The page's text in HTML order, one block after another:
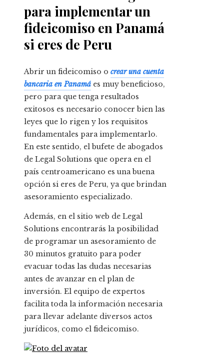
para implementar un
fideicomiso en Panamá
si eres de Peru
Abrir un fideicomiso o crear una cuenta
bancaria en Panamá es muy beneficioso,
pero para que tenga resultados
exitosos es necesario conocer bien las
leyes que lo rigen y los requisitos
fundamentales para implementarlo.
En este sentido, el bufete de abogados
de Legal Solutions que opera en el
país centroamericano es una buena
opción si eres de Peru, ya que brindan
asesoramiento especializado.
Además, en el sitio web de Legal
Solutions encontrarás la posibilidad
de programar un asesoramiento de
30 minutos gratuito para poder
evacuar todas las dudas necesarias
antes de avanzar en el plan de
inversión. El equipo de expertos
facilita toda la información necesaria
para llevar adelante diversos actos
jurídicos, como el fideicomiso.